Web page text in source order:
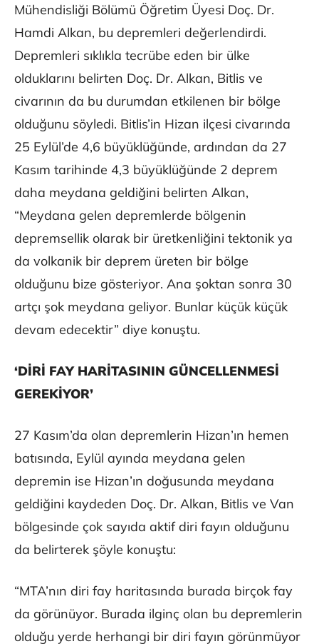
Mühendisliği Bölümü Öğretim Üyesi Doç. Dr.
Hamdi Alkan, bu depremleri değerlendirdi.
Depremleri sıklıkla tecrübe eden bir ülke
olduklarını belirten Doç. Dr. Alkan, Bitlis ve
civarının da bu durumdan etkilenen bir bölge
olduğunu söyledi. Bitlis’in Hizan ilçesi civarında
25 Eylül’de 4,6 büyüklüğünde, ardından da 27
Kasım tarihinde 4,3 büyüklüğünde 2 deprem
daha meydana geldiğini belirten Alkan,
“Meydana gelen depremlerde bölgenin
depremsellik olarak bir üretkenliğini tektonik ya
da volkanik bir deprem üreten bir bölge
olduğunu bize gösteriyor. Ana şoktan sonra 30
artçı şok meydana geliyor. Bunlar küçük küçük
devam edecektir” diye konuştu.
‘DİRİ FAY HARİTASININ GÜNCELLENMESİ
GEREKİYOR’
27 Kasım’da olan depremlerin Hizan’ın hemen
batısında, Eylül ayında meydana gelen
depremin ise Hizan’ın doğusunda meydana
geldiğini kaydeden Doç. Dr. Alkan, Bitlis ve Van
bölgesinde çok sayıda aktif diri fayın olduğunu
da belirterek şöyle konuştu:
“MTA’nın diri fay haritasında burada birçok fay
da görünüyor. Burada ilginç olan bu depremlerin
olduğu yerde herhangi bir diri fayın görünmüyor